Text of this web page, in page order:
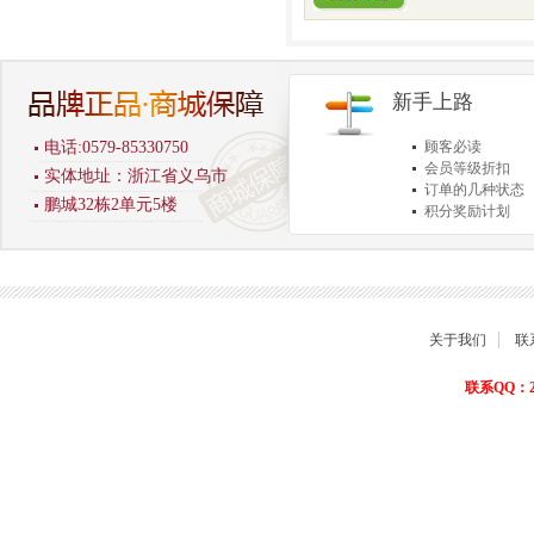
电话:0579-85330750
实体地址：浙江省义乌市
鹏城32栋2单元5楼
新手上路
顾客必读
会员等级折扣
订单的几种状态
积分奖励计划
商品退货保障
关于我们 联
联系QQ：